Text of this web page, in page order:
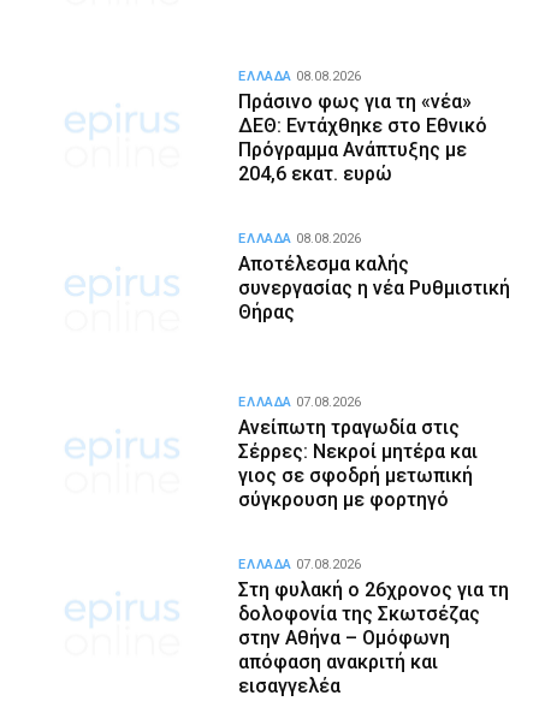
Πράσινο φως για τη «νέα»
ΔΕΘ: Εντάχθηκε στο Εθνικό
Πρόγραμμα Ανάπτυξης με
204,6 εκατ. ευρώ
ΕΛΛΑΔΑ 08.08.2026
Αποτέλεσμα καλής
συνεργασίας η νέα Ρυθμιστική
Θήρας
ΕΛΛΑΔΑ 08.08.2026
Ανείπωτη τραγωδία στις
Σέρρες: Νεκροί μητέρα και
γιος σε σφοδρή μετωπική
σύγκρουση με φορτηγό
ΕΛΛΑΔΑ 07.08.2026
Στη φυλακή ο 26χρονος για τη
δολοφονία της Σκωτσέζας
στην Αθήνα – Ομόφωνη
απόφαση ανακριτή και
εισαγγελέα
ΕΛΛΑΔΑ 07.08.2026